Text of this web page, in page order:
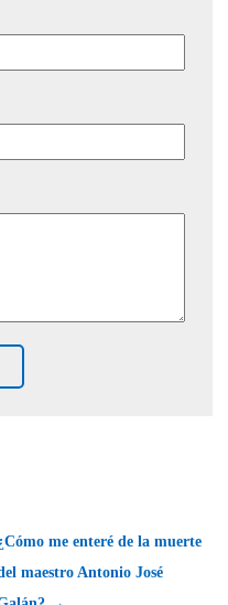
me enteré de la muerte
maestro Antonio José